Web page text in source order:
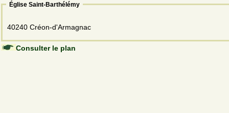
Église Saint-Barthélémy
40240 Créon-d'Armagnac
Consulter le plan